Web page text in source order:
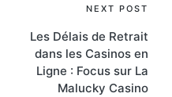
NEXT POST
Les Délais de Retrait
dans les Casinos en
Ligne : Focus sur La
Malucky Casino